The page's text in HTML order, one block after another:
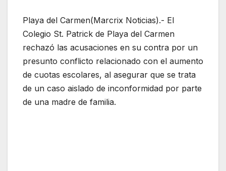
Playa del Carmen(Marcrix Noticias).- El
Colegio St. Patrick de Playa del Carmen
rechazó las acusaciones en su contra por un
presunto conflicto relacionado con el aumento
de cuotas escolares, al asegurar que se trata
de un caso aislado de inconformidad por parte
de una madre de familia.